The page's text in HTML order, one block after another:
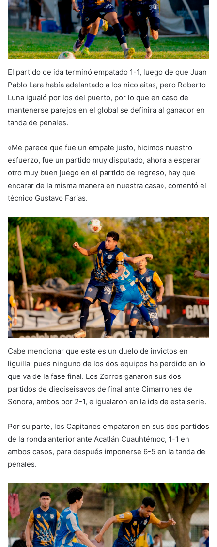
El partido de ida terminó empatado 1-1, luego de que Juan
Pablo Lara había adelantado a los nicolaitas, pero Roberto
Luna igualó por los del puerto, por lo que en caso de
mantenerse parejos en el global se definirá al ganador en
tanda de penales.
«Me parece que fue un empate justo, hicimos nuestro
esfuerzo, fue un partido muy disputado, ahora a esperar
otro muy buen juego en el partido de regreso, hay que
encarar de la misma manera en nuestra casa», comentó el
técnico Gustavo Farías.
Cabe mencionar que este es un duelo de invictos en
liguilla, pues ninguno de los dos equipos ha perdido en lo
que va de la fase final. Los Zorros ganaron sus dos
partidos de dieciseisavos de final ante Cimarrones de
Sonora, ambos por 2-1, e igualaron en la ida de esta serie.
Por su parte, los Capitanes empataron en sus dos partidos
de la ronda anterior ante Acatlán Cuauhtémoc, 1-1 en
ambos casos, para después imponerse 6-5 en la tanda de
penales.